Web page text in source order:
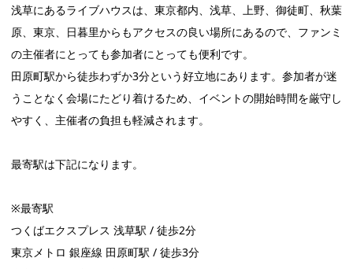
浅草にあるライブハウスは、東京都内、浅草、上野、御徒町、秋葉
原、東京、日暮里からもアクセスの良い場所にあるので、ファンミ
の主催者にとっても参加者にとっても便利です。
田原町駅から徒歩わずか3分という好立地にあります。参加者が迷
うことなく会場にたどり着けるため、イベントの開始時間を厳守し
やすく、主催者の負担も軽減されます。
最寄駅は下記になります。
※最寄駅
つくばエクスプレス 浅草駅 / 徒歩2分
東京メトロ 銀座線 田原町駅 / 徒歩3分